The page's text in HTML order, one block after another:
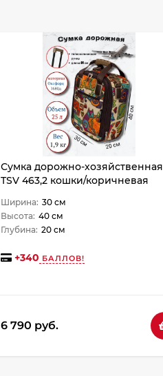
Сумка дорожно-хозяйственная
TSV 463,2 кошки/коричневая
Ширина: 30 см
Высота: 40 см
Глубина: 20 см
+340 БАЛЛОВ!
6 790 руб.